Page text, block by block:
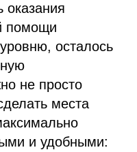
оказания
помощи
осталось
не просто
места
и удобными: